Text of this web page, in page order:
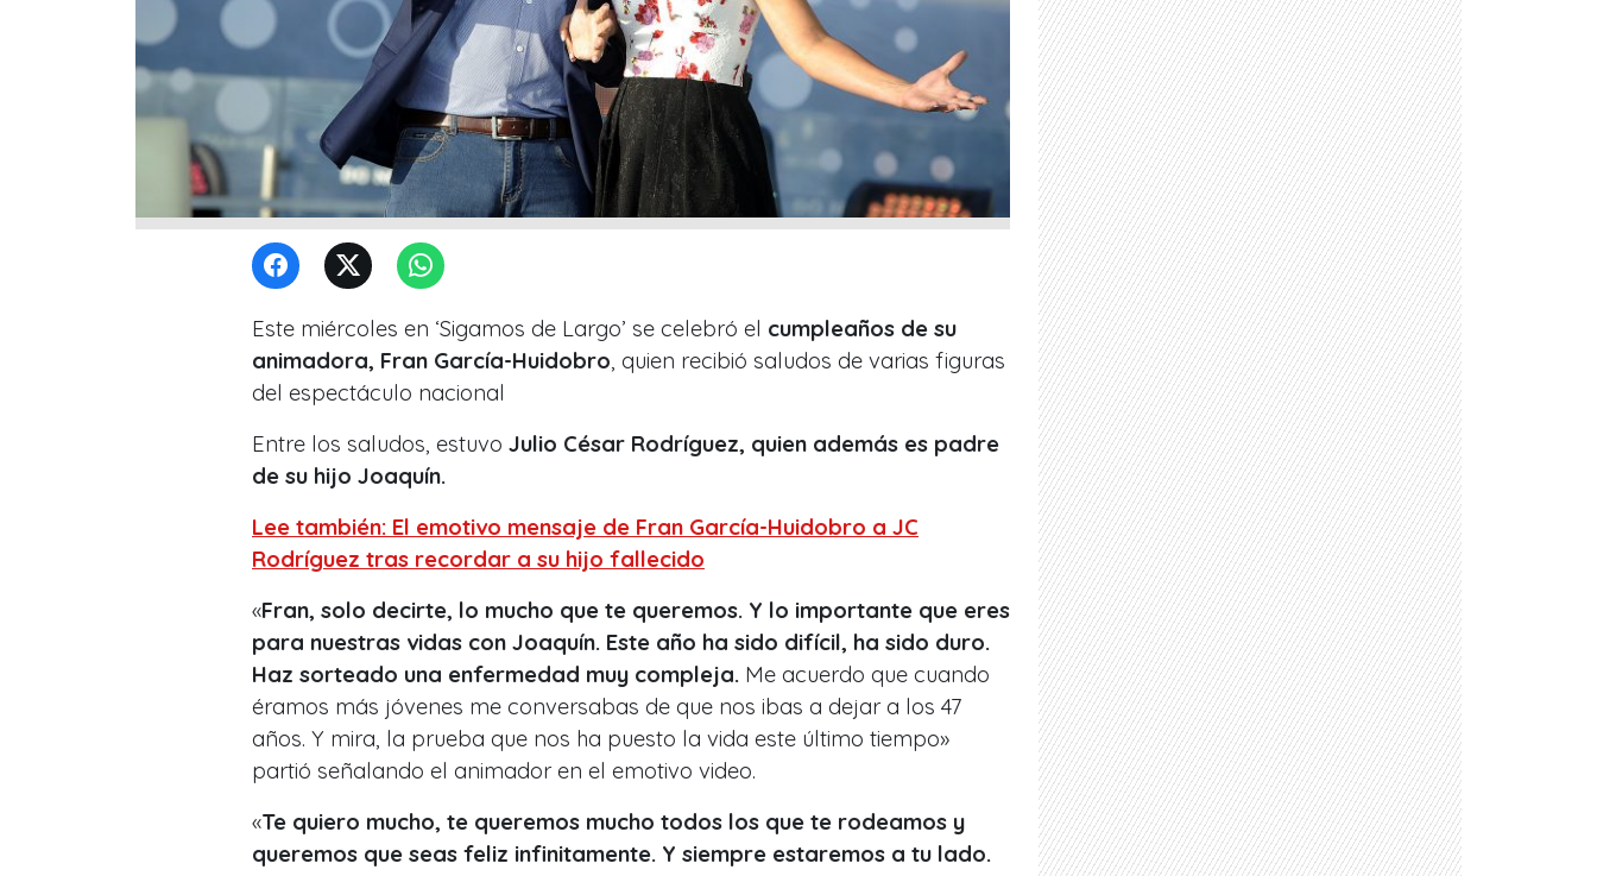
Este miércoles en ‘Sigamos de Largo’ se celebró el cumpleaños de su
animadora, Fran García-Huidobro, quien recibió saludos de varias figuras
del espectáculo nacional
Entre los saludos, estuvo Julio César Rodríguez, quien además es padre
de su hijo Joaquín.
Lee también: El emotivo mensaje de Fran García-Huidobro a JC
Rodríguez tras recordar a su hijo fallecido
«Fran, solo decirte, lo mucho que te queremos. Y lo importante que eres
para nuestras vidas con Joaquín. Este año ha sido difícil, ha sido duro.
Haz sorteado una enfermedad muy compleja. Me acuerdo que cuando
éramos más jóvenes me conversabas de que nos ibas a dejar a los 47
años. Y mira, la prueba que nos ha puesto la vida este último tiempo»
partió señalando el animador en el emotivo video.
«Te quiero mucho, te queremos mucho todos los que te rodeamos y
queremos que seas feliz infinitamente. Y siempre estaremos a tu lado.